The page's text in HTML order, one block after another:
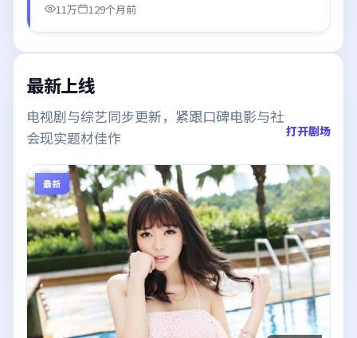
11万
129个月前
最新上线
电视剧与综艺同步更新，紧跟口碑电影与社
会现实题材佳作
打开剧场
最新